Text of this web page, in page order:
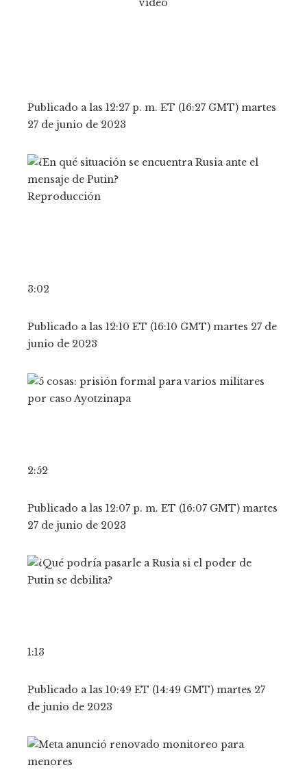
Publicado a las 12:27 p. m. ET (16:27 GMT) martes
27 de junio de 2023
Reproducción
3:02
Publicado a las 12:10 ET (16:10 GMT) martes 27 de
junio de 2023
2:52
Publicado a las 12:07 p. m. ET (16:07 GMT) martes
27 de junio de 2023
1:13
Publicado a las 10:49 ET (14:49 GMT) martes 27
de junio de 2023